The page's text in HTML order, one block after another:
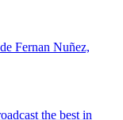
Fernan Nuñez,
the best in